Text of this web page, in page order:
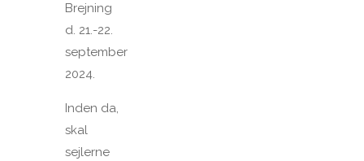
Brejning
d. 21.-22.
september
2024.
Inden da,
skal
sejlerne